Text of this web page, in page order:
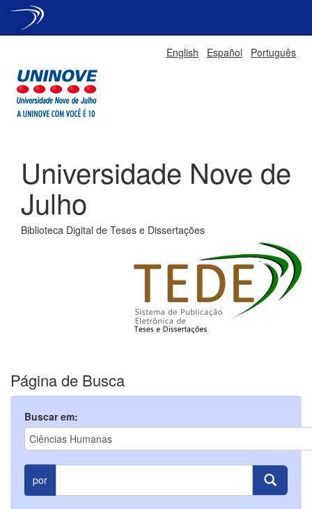
English Español Português
Universidade Nove de
Julho
Biblioteca Digital de Teses e Dissertações
Página de Busca
Buscar em:
por